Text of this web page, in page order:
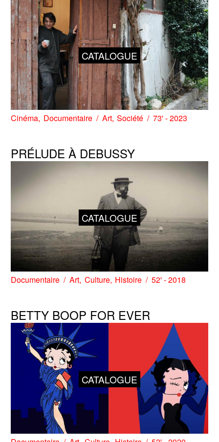
CATALOGUE
Cinéma Documentaire Art Société 73' - 2023
PRÉLUDE À DEBUSSY
CATALOGUE
Documentaire Art Culture Histoire 52' - 2018
BETTY BOOP FOR EVER
CATALOGUE